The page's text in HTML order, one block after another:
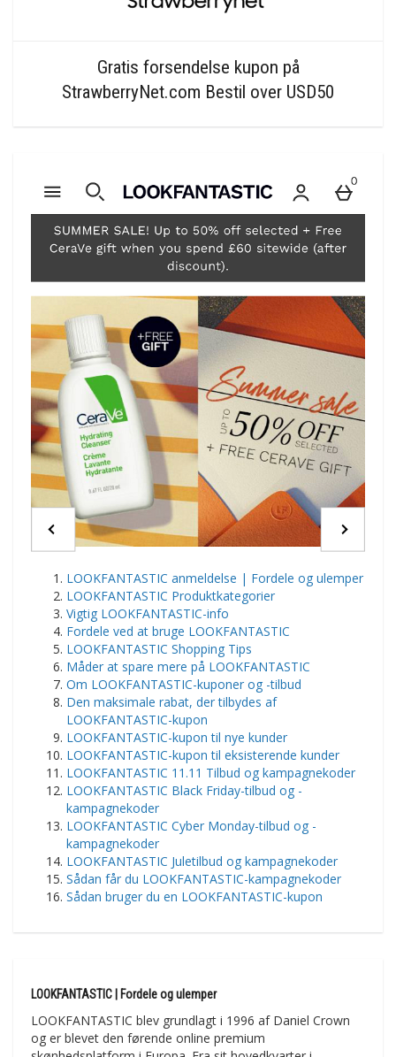
Gratis forsendelse kupon på
StrawberryNet.com Bestil over USD50
LOOKFANTASTIC anmeldelse | Fordele og ulemper
LOOKFANTASTIC Produktkategorier
Vigtig LOOKFANTASTIC-info
Fordele ved at bruge LOOKFANTASTIC
LOOKFANTASTIC Shopping Tips
Måder at spare mere på LOOKFANTASTIC
Om LOOKFANTASTIC-kuponer og -tilbud
Den maksimale rabat, der tilbydes af
LOOKFANTASTIC-kupon
LOOKFANTASTIC-kupon til nye kunder
LOOKFANTASTIC-kupon til eksisterende kunder
LOOKFANTASTIC 11.11 Tilbud og kampagnekoder
LOOKFANTASTIC Black Friday-tilbud og -
kampagnekoder
LOOKFANTASTIC Cyber Monday-tilbud og -
kampagnekoder
LOOKFANTASTIC Juletilbud og kampagnekoder
Sådan får du LOOKFANTASTIC-kampagnekoder
Sådan bruger du en LOOKFANTASTIC-kupon
LOOKFANTASTIC | Fordele og ulemper
LOOKFANTASTIC blev grundlagt i 1996 af Daniel Crown
og er blevet den førende online premium